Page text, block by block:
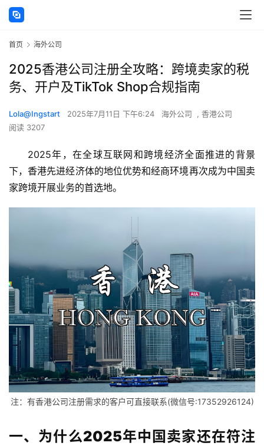
首页 海外公司
2025香港公司注册全攻略：跨境卖家的税
务、开户及TikTok Shop合规指南
Lola@Ingstart 2025年7月11日 下午6:24 海外公司 , 香港公司
阅读 3207
2025年，在全球互联网和跨境经济全面推进的背景
下，香港先进经济体的地位优势和经商环境再次成为中国卖
家跨境开展业务的首选地。
注：有香港公司注册需求的客户可直接联系(微信号:17352926124)
一、为什么2025年中国卖家还在符注